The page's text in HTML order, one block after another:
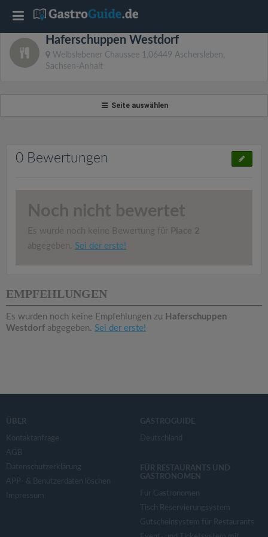
Haferschuppen Westdorf
Welbslebener Chaussee 1,06449 Aschersleben,
Sachsen-Anhalt
Seite auswählen
0 Bewertungen
Noch nicht bewertet
Es wurde noch keine Bewertung für Place 2
abgegeben. Sei der erste!
EMPFEHLUNGEN
Es wurden noch keine Empfehlungen zu Haferschuppen
Westdorf abgegeben. Sei der erste!
ÜBER
Kontaktanfrage
AGB
Datenschutzerklärung
APP- & Benutzerdaten löschen
Impressum
GASTROGUIDE
Deutschland
FÜR RESTAURANTS UND
GASTRONOMEN
Für Gastronomen
Tisch Reservierungsystem
Gutscheinsystem für Restaurants
T
o
i
g
t